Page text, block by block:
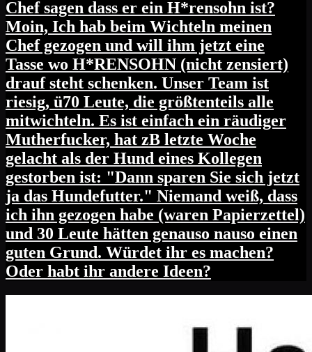
Chef sagen dass er ein H*rensohn ist?
Moin, Ich hab beim Wichteln meinen
Chef gezogen und will ihm jetzt eine
Tasse wo H*RENSOHN (nicht zensiert)
drauf steht schenken. Unser Team ist
riesig, ü70 Leute, die größtenteils alle
mitwichteln. Es ist einfach ein räudiger
Mutherfucker, hat zB letzte Woche
gelacht als der Hund eines Kollegen
gestorben ist: "Dann sparen Sie sich jetzt
ja das Hundefutter." Niemand weiß, dass
ich ihn gezogen habe (waren Papierzettel)
und 30 Leute hätten genauso nauso einen
guten Grund. Würdet ihr es machen?
Oder habt ihr andere Ideen?